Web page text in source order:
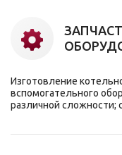
Изготовление
вспомогательного
различной сложности;